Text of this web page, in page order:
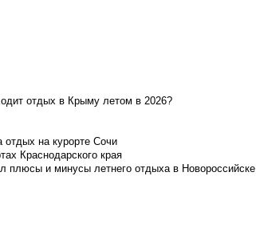
отдых в Крыму летом в 2026?
отдых на курорте Сочи
Краснодарского края
плюсы и минусы летнего отдыха в Новороссийске